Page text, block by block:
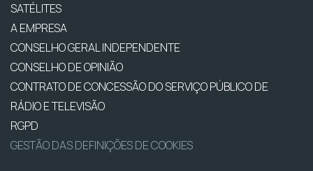
SATÉLITES
A EMPRESA
CONSELHO GERAL INDEPENDENTE
CONSELHO DE OPINIÃO
CONTRATO DE CONCESSÃO DO SERVIÇO PÚBLICO DE
RÁDIO E TELEVISÃO
RGPD
GESTÃO DAS DEFINIÇÕES DE COOKIES